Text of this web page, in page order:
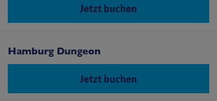
Jetzt buchen
Hamburg Dungeon
Jetzt buchen